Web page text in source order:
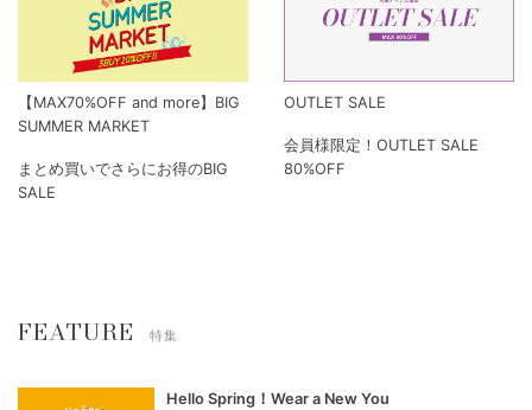
【MAX70%OFF and more】BIG
SUMMER MARKET
まとめ買いでさらにお得のBIG
SALE
OUTLET SALE
会員様限定！OUTLET SALE
80%OFF
FEATURE 特集
Hello Spring！Wear a New You